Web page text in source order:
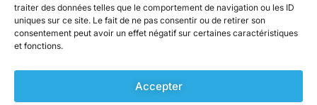
traiter des données telles que le comportement de navigation ou les ID
uniques sur ce site. Le fait de ne pas consentir ou de retirer son
consentement peut avoir un effet négatif sur certaines caractéristiques
et fonctions.
Accepter
Contact
ZA Berlanne, 28 rue du pont long